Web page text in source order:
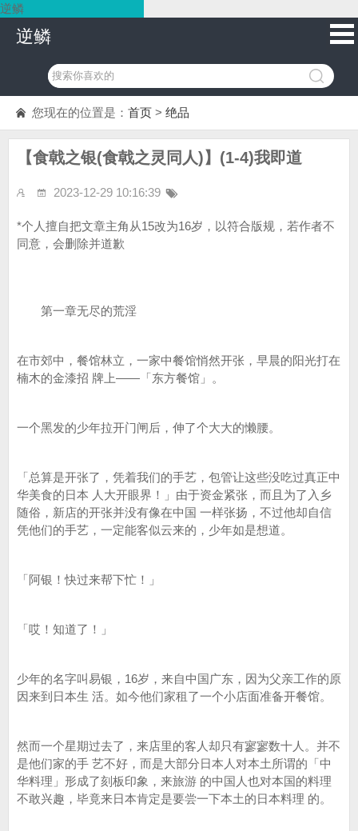
逆鳞
逆鳞
您现在的位置是： 首页 > 绝品
【食戟之银(食戟之灵同人)】(1-4)我即道
2023-12-29 10:16:39
*个人擅自把文章主角从15改为16岁，以符合版规，若作者不
同意，会删除并道歉
第一章无尽的荒淫
在市郊中，餐馆林立，一家中餐馆悄然开张，早晨的阳光打在
楠木的金漆招 牌上——「东方餐馆」。
一个黑发的少年拉开门闸后，伸了个大大的懒腰。
「总算是开张了，凭着我们的手艺，包管让这些没吃过真正中
华美食的日本 人大开眼界！」由于资金紧张，而且为了入乡
随俗，新店的开张并没有像在中国 一样张扬，不过他却自信
凭他们的手艺，一定能客似云来的，少年如是想道。
「阿银！快过来帮下忙！」
「哎！知道了！」
少年的名字叫易银，16岁，来自中国广东，因为父亲工作的原
因来到日本生 活。如今他们家租了一个小店面准备开餐馆。
然而一个星期过去了，来店里的客人却只有寥寥数十人。并不
是他们家的手 艺不好，而是大部分日本人对本土所谓的「中
华料理」形成了刻板印象，来旅游 的中国人也对本国的料理
不敢兴趣，毕竟来日本肯定是要尝一下本土的日本料理 的。